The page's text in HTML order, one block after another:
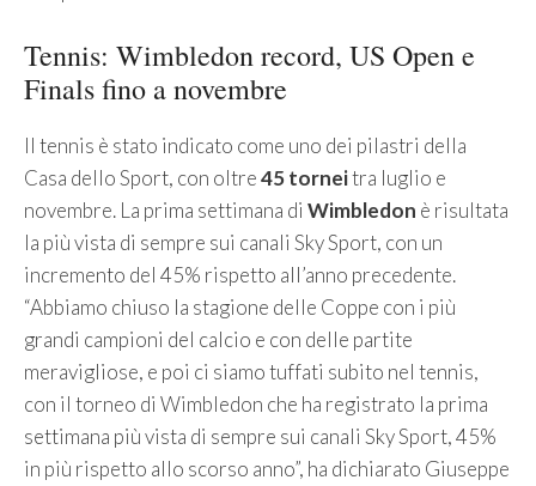
Tennis: Wimbledon record, US Open e
Finals fino a novembre
Il tennis è stato indicato come uno dei pilastri della
Casa dello Sport, con oltre45 torneitra luglio e
novembre. La prima settimana di Wimbledon è risultata
la più vista di sempre sui canali Sky Sport, con un
incremento del 45% rispetto all’anno precedente.
“Abbiamo chiuso la stagione delle Coppe con i più
grandi campioni del calcio e con delle partite
meravigliose, e poi ci siamo tuffati subito nel tennis,
con il torneo di Wimbledon che ha registrato la prima
settimana più vista di sempre sui canali Sky Sport, 45%
in più rispetto allo scorso anno”, ha dichiarato Giuseppe